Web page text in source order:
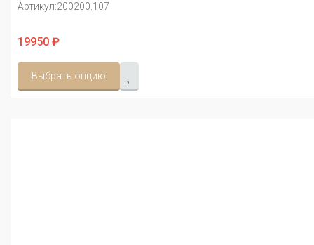
Артикул:200200.107
19950 ₽
Выбрать опцию